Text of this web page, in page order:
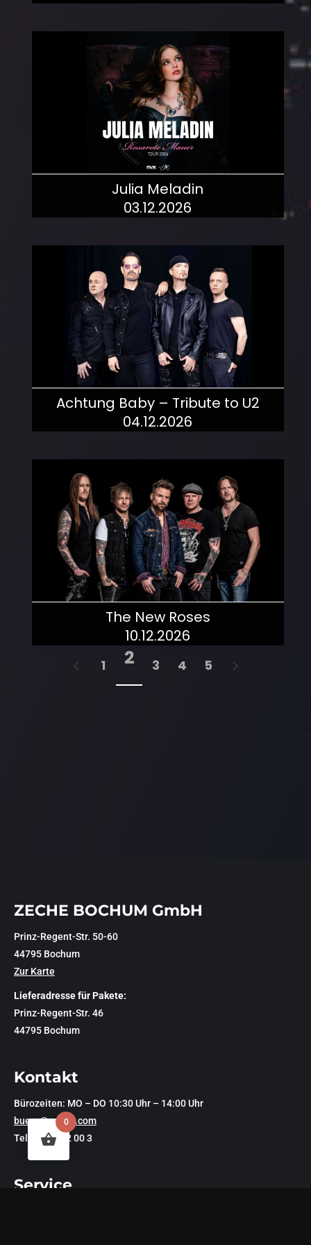
Julia Meladin
03.12.2026
Achtung Baby – Tribute to U2
04.12.2026
The New Roses
10.12.2026
mehr dazu!
1 2 3 4 5
ZECHE BOCHUM GmbH
Prinz-Regent-Str. 50-60
44795 Bochum
Zur Karte
Lieferadresse für Pakete:
Prinz-Regent-Str. 46
44795 Bochum
Kontakt
Bürozeiten: MO – DO 10:30 Uhr – 14:00 Uhr
buero@zeche.com
Tel.: 0234.72 00 3
Service
0